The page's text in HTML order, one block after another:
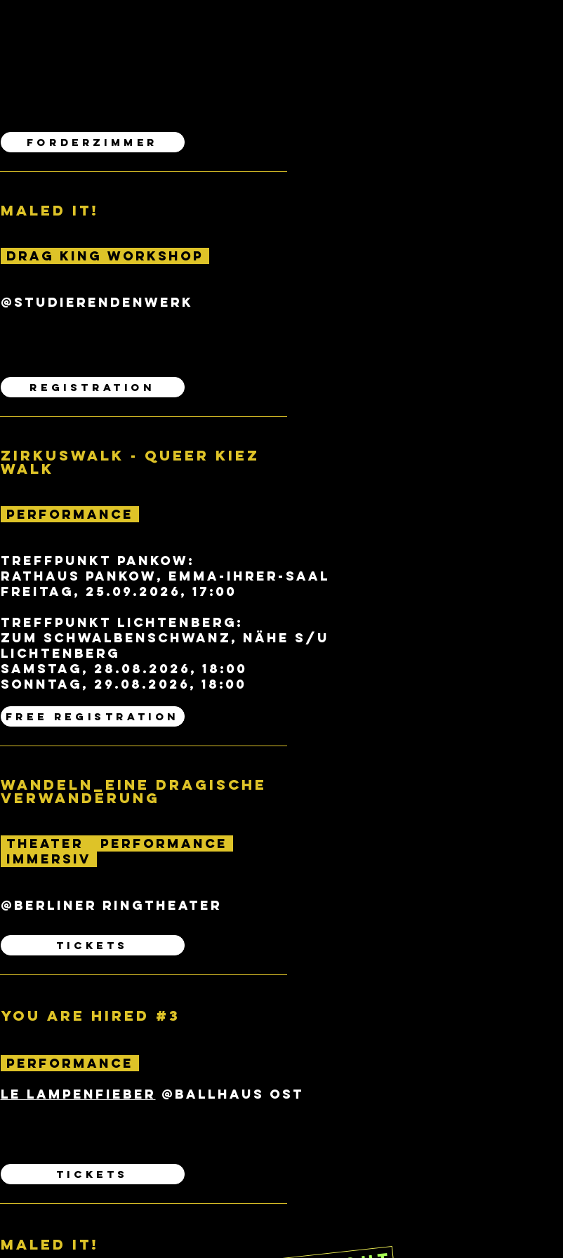
FORDERZIMMER
MALED IT!
DRAG KING WORKSHOP
@StudierendenWERK
REGISTRATION
ZIRKUSWALK - QUEER KIEZ
WALK
performance
Treffpunkt PANKOW:
Rathaus Pankow, Emma-Ihrer-Saal
Freitag, 25.09.2026, 17:00
Treffpunkt LICHTENBERG:
Zum Schwalbenschwanz, Nähe S/U
Lichtenberg
Samstag, 28.08.2026, 18:00
Sonntag, 29.08.2026, 18:00
FREE REGISTRATION
WANDELN_eine DRAGische
Verwanderung
THEATER PERFORMANCE
IMMERSIV
@BERLINER RINGTHEATER
TICKETS
you are hired #3
performance
LE lampenfieber @Ballhaus ost
TICKETS
MALED IT!